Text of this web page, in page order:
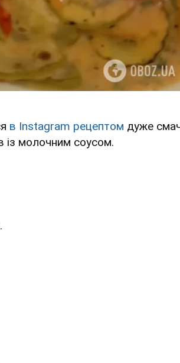
в Instagram рецептом дуже
із молочним соусом.